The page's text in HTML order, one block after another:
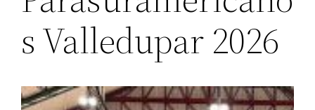
s Valledupar 2026